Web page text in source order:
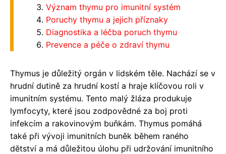
Význam thymu pro imunitní systém
Poruchy thymu a jejich příznaky
Diagnostika a léčba poruch thymu
Prevence a péče o zdraví thymu
Thymus je důležitý orgán v lidském těle. Nachází se v
hrudní dutině za hrudní kostí a hraje klíčovou roli v
imunitním systému. Tento malý žláza produkuje
lymfocyty, které jsou zodpovědné za boj proti
infekcím a rakovinovým buňkám. Thymus pomáhá
také při vývoji imunitních buněk během raného
dětství a má důležitou úlohu při udržování imunitního